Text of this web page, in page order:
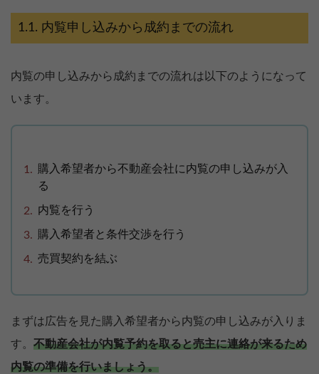
内覧申し込みから成約までの流れ
内覧の申し込みから成約までの流れは以下のようになって
います。
購入希望者から不動産会社に内覧の申し込みが入
る
内覧を行う
購入希望者と条件交渉を行う
売買契約を結ぶ
まずは広告を見た購入希望者から内覧の申し込みが入りま
す。 不動産会社が内覧予約を取ると売主に連絡が来るため
内覧の準備を行いましょう。